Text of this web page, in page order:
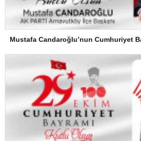
Mustafa Candaroğlu’nun Cumhuriyet